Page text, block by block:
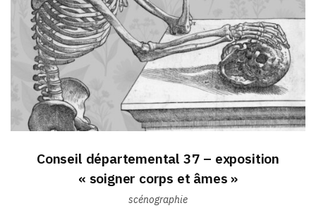
Conseil départemental 37 – exposition
« soigner corps et âmes »
scénographie